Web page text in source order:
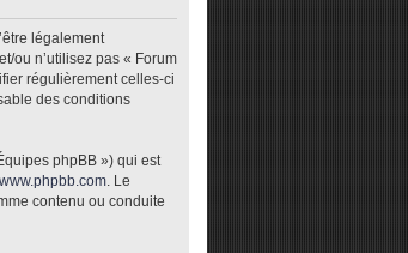
légalement
ou n’utilisez pas « Forum
régulièrement celles-ci
des conditions
phpBB ») qui est
www.phpbb.com. Le
contenu ou conduite